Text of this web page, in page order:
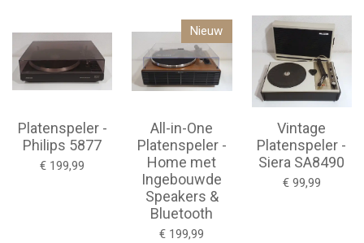
Platenspeler -
Philips 5877
€ 199,99
Nieuw
All-in-One
Platenspeler -
Home met
Ingebouwde
Speakers &
Bluetooth
€ 199,99
Vintage
Platenspeler -
Siera SA8490
€ 99,99